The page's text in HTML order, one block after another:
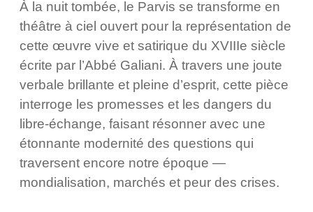
À la nuit tombée, le Parvis se transforme en
théâtre à ciel ouvert pour la représentation de
cette œuvre vive et satirique du XVIIIe siècle
écrite par l’Abbé Galiani. À travers une joute
verbale brillante et pleine d’esprit, cette pièce
interroge les promesses et les dangers du
libre-échange, faisant résonner avec une
étonnante modernité des questions qui
traversent encore notre époque —
mondialisation, marchés et peur des crises.